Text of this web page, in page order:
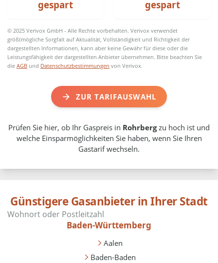
gespart gespart
© 2025 Verivox GmbH - Alle Rechte vorbehalten. Verivox verwendet
größtmögliche Sorgfalt auf Aktualität, Vollständigkeit und Richtigkeit der
dargestellten Informationen, kann aber keine Gewähr für diese oder die
Leistungsfähigkeit der dargestellten Anbieter übernehmen. Bitte beachten Sie
dieAGB und Datenschutzbestimmungen von Verivox.
ZUR TARIFAUSWAHL
Prüfen Sie hier, ob Ihr Gaspreis in Rohrbergzu hoch ist und
welche Einsparmöglichkeiten Sie haben, wenn Sie Ihren
Gastarif wechseln.
Günstigere Gasanbieter in Ihrer Stadt
Baden-Württemberg
Aalen
Baden-Baden